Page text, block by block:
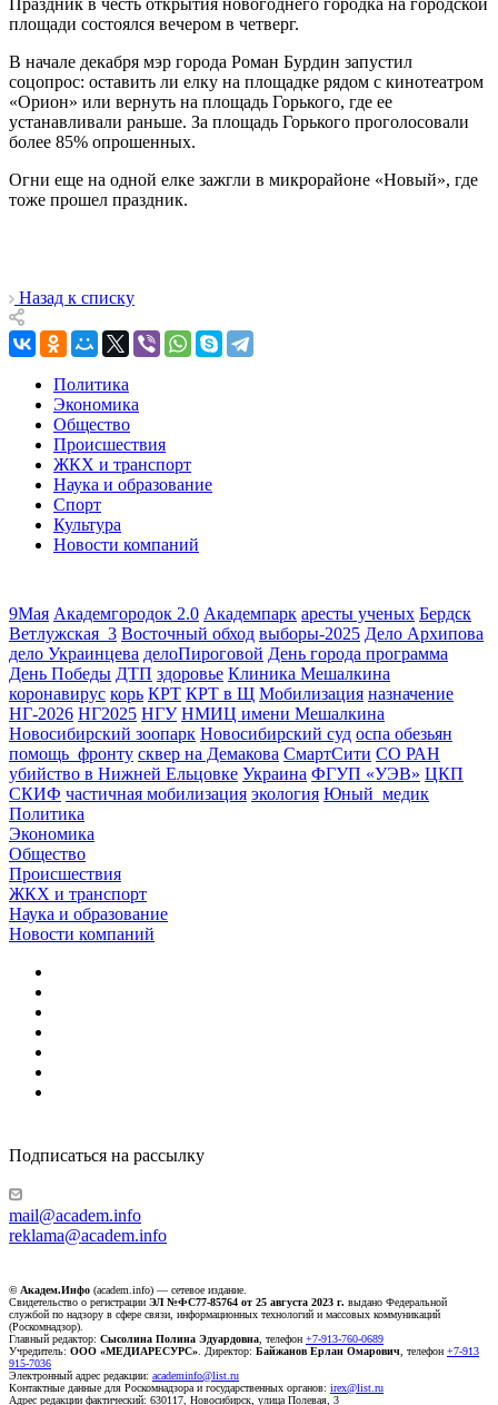
площади состоялся вечером в четверг.
В начале декабря мэр города Роман Бурдин запустил
соцопрос: оставить ли елку на площадке рядом с кинотеатром
«Орион» или вернуть на площадь Горького, где ее
устанавливали раньше. За площадь Горького проголосовали
более 85% опрошенных.
Огни еще на одной елке зажгли в микрорайоне «Новый», где
тоже прошел праздник.
Назад к списку
Политика
Экономика
Общество
Происшествия
ЖКХ и транспорт
Наука и образование
Спорт
Культура
Новости компаний
9Мая Академгородок 2.0 Академпарк аресты ученых Бердск
Ветлужская_3 Восточный обход выборы-2025 Дело Архипова
дело Украинцева делоПироговой День города программа
День Победы ДТП здоровье Клиника Мешалкина
коронавирус корь КРТ КРТ в Щ Мобилизация назначение
НГ-2026 НГ2025 НГУ НМИЦ имени Мешалкина
Новосибирский зоопарк Новосибирский суд оспа обезьян
помощь_фронту сквер на Демакова СмартСити СО РАН
убийство в Нижней Ельцовке Украина ФГУП «УЭВ» ЦКП
СКИФ частичная мобилизация экология Юный_медик
Политика
Экономика
Общество
Происшествия
ЖКХ и транспорт
Наука и образование
Новости компаний
Подписаться на рассылку
mail@academ.info
reklama@academ.info
© Академ.Инфо (academ.info) — сетевое издание.
Свидетельство о регистрации ЭЛ №ФС77-85764 от 25 августа 2023 г. выдано Федеральной
службой по надзору в сфере связи, информационных технологий и массовых коммуникаций
(Роскомнадзор).
Главный редактор: Сысолина Полина Эдуардовна , телефон +7-913-760-0689
Учредитель: ООО «МЕДИАРЕСУРС» . Директор: Байжанов Ерлан Омарович , телефон +7-913
915-7036
Электронный адрес редакции: academinfo@list.ru
Контактные данные для Роскомнадзора и государственных органов: irex@list.ru
Адрес редакции фактический: 630117, Новосибирск, улица Полевая, 3